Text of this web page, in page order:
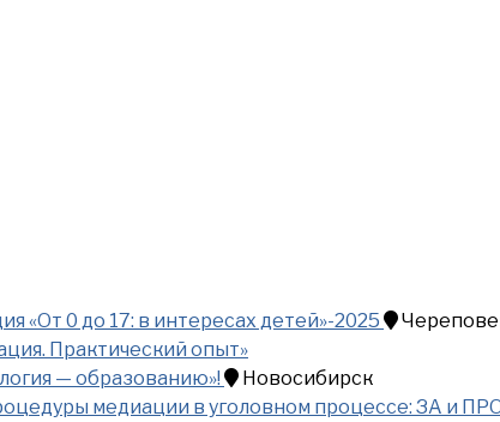
«От 0 до 17: в интересах детей»-2025
Практический опыт»
— образованию»!
Новосибирск
медиации в уголовном процессе: ЗА и